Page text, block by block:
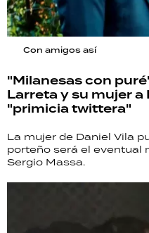
Con amigos así
"Milanesas con
Larreta y su mujer a
"primicia twittera"
La mujer de Daniel Vila
porteño será el eventual
Sergio Massa.